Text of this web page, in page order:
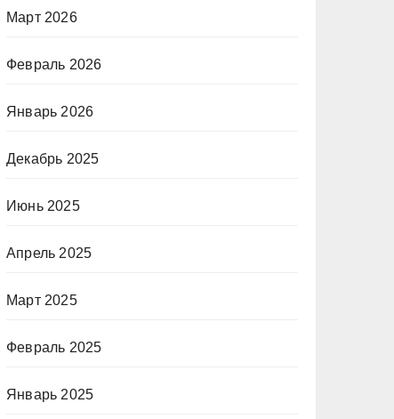
Март 2026
Февраль 2026
Январь 2026
Декабрь 2025
Июнь 2025
Апрель 2025
Март 2025
Февраль 2025
Январь 2025